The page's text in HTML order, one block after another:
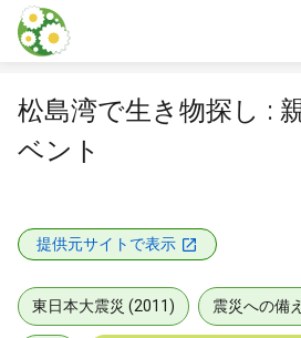
本文に飛ぶ
松島湾で生き物探し :
ベント
提供元サイトで表示
東日本大震災 (2011) 震災への備え